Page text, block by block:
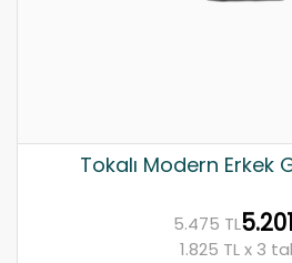
Tokalı Modern Erkek
5.475 TL
1.825 TL x 3